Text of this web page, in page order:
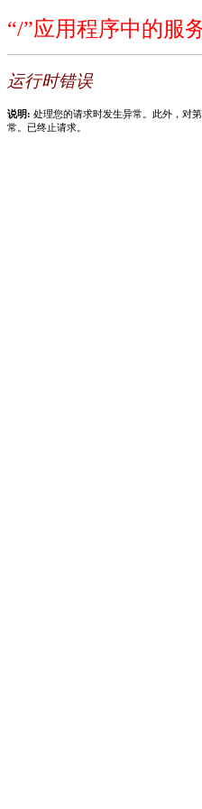
“/”应用程序中的服
运行时错误
说明: 处理您的请求时发生异常。此外，对
常。已终止请求。